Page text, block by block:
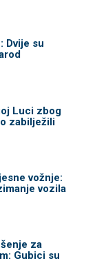
Dvije su
Luci zbog
zabilježili
vožnje:
vozila
za
Gubici su